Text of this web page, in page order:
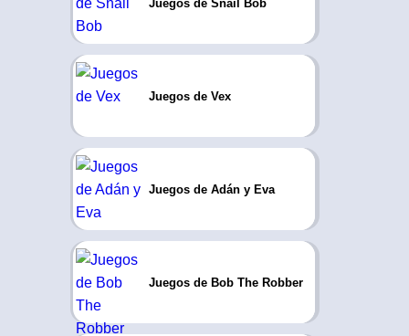
Juegos de Snail Bob
Juegos de Vex
Juegos de Adán y Eva
Juegos de Bob The Robber